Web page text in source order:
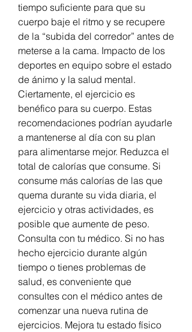
tiempo suficiente para que su
cuerpo baje el ritmo y se recupere
de la “subida del corredor” antes de
meterse a la cama. Impacto de los
deportes en equipo sobre el estado
de ánimo y la salud mental.
Ciertamente, el ejercicio es
benéfico para su cuerpo. Estas
recomendaciones podrían ayudarle
a mantenerse al día con su plan
para alimentarse mejor. Reduzca el
total de calorías que consume. Si
consume más calorías de las que
quema durante su vida diaria, el
ejercicio y otras actividades, es
posible que aumente de peso.
Consulta con tu médico. Si no has
hecho ejercicio durante algún
tiempo o tienes problemas de
salud, es conveniente que
consultes con el médico antes de
comenzar una nueva rutina de
ejercicios. Mejora tu estado físico